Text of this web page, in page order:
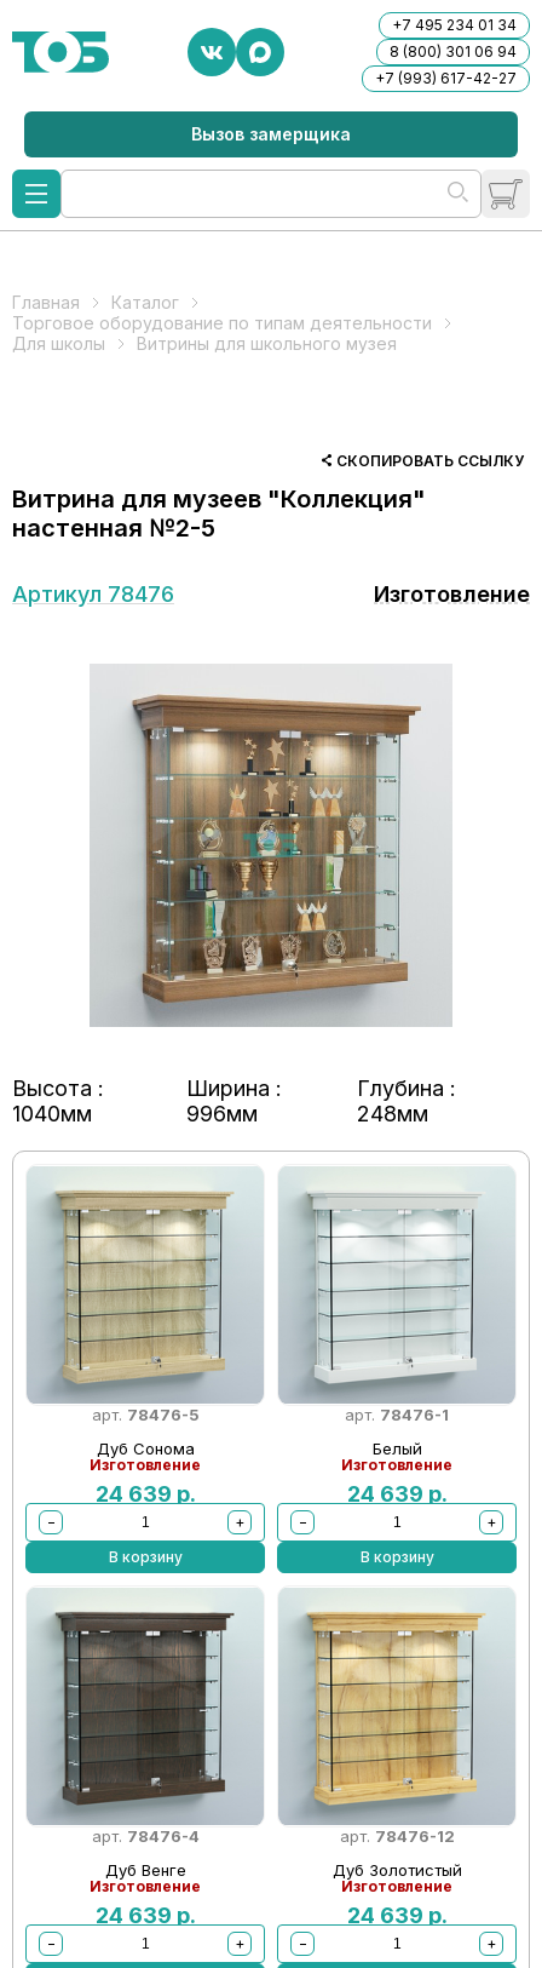
+7 495 234 01 34
8 (800) 301 06 94
+7 (993) 617-42-27
Вызов замерщика
Главная
Каталог
Торговое оборудование по типам деятельности
Для школы
Витрины для школьного музея
СКОПИРОВАТЬ ССЫЛКУ
Витрина для музеев "Коллекция"
настенная №2-5
Артикул 78476 Изготовление
Высота :
1040мм
Ширина :
996мм
Глубина :
248мм
арт. 78476-5
Дуб Сонома
Изготовление
24 639 р.
−
+
В корзину
арт. 78476-1
Белый
Изготовление
24 639 р.
−
+
В корзину
арт. 78476-4
Дуб Венге
Изготовление
24 639 р.
−
+
арт. 78476-12
Дуб Золотистый
Изготовление
24 639 р.
−
+